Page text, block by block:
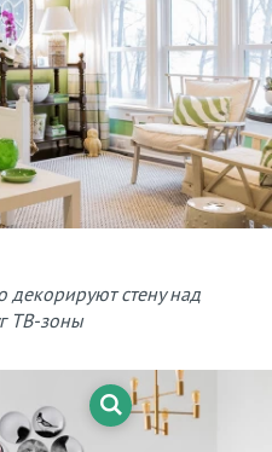
декорируют стену над
ТВ-зоны